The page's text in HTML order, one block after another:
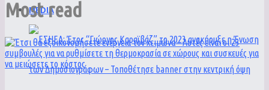
MEDIA
Most read